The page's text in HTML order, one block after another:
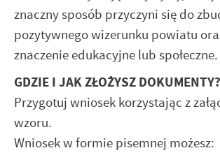
znaczny sposób przyczyni się do
pozytywnego wizerunku powiatu
znaczenie edukacyjne lub społeczne.
GDZIE I JAK ZŁOŻYSZ DOKUMENTY?
Przygotuj wniosek korzystając z
wzoru.
Wniosek w formie pisemnej możesz: